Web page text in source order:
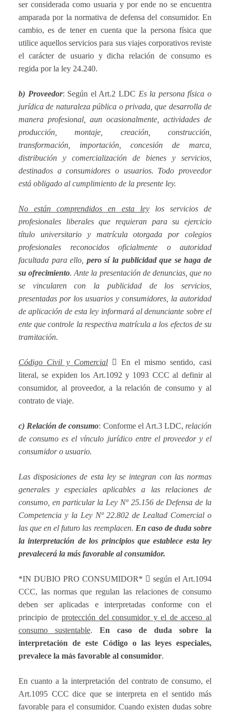
ser considerada como usuaria y por ende no se encuentra
amparada por la normativa de defensa del consumidor. En
cambio, es de tener en cuenta que la persona física que
utilice aquellos servicios para sus viajes corporativos reviste
el carácter de usuario y dicha relación de consumo es
regida por la ley 24.240.
b) Proveedor: Según el Art.2 LDC Es la persona física o
jurídica de naturaleza pública o privada, que desarrolla de
manera profesional, aun ocasionalmente, actividades de
producción, montaje, creación, construcción,
transformación, importación, concesión de marca,
distribución y comercialización de bienes y servicios,
destinados a consumidores o usuarios. Todo proveedor
está obligado al cumplimiento de la presente ley.
No están comprendidos en esta leylos servicios de
profesionales liberales que requieran para su ejercicio
título universitario y matrícula otorgada por colegios
profesionales reconocidos oficialmente o autoridad
facultada para ello, pero sí la publicidad que se haga de
su ofrecimiento. Ante la presentación de denuncias, que no
se vincularen con la publicidad de los servicios,
presentadas por los usuarios y consumidores, la autoridad
de aplicación de esta ley informará al denunciante sobre el
ente que controle la respectiva matrícula a los efectos de su
tramitación.
Código Civil y Comercial  En el mismo sentido, casi
literal, se expiden los Art.1092 y 1093 CCC al definir al
consumidor, al proveedor, a la relación de consumo y al
contrato de viaje.
c) Relación de consumo: Conforme el Art.3 LDC, relación
de consumo es el vínculo jurídico entre el proveedor y el
consumidor o usuario.
Las disposiciones de esta ley se integran con las normas
generales y especiales aplicables a las relaciones de
consumo, en particular la Ley Nº 25.156 de Defensa de la
Competencia y la Ley Nº 22.802 de Lealtad Comercial o
las que en el futuro las reemplacen. En caso de duda sobre
la interpretación de los principios que establece esta ley
prevalecerá la más favorable al consumidor.
*IN DUBIO PRO CONSUMIDOR*  según el Art.1094
CCC, las normas que regulan las relaciones de consumo
deben ser aplicadas e interpretadas conforme con el
principio deprotección del consumidor y el de acceso al
consumo sustentable. En caso de duda sobre la
interpretación de este Código o las leyes especiales,
prevalece la más favorable al consumidor.
En cuanto a la interpretación del contrato de consumo, el
Art.1095 CCC dice que se interpreta en el sentido más
favorable para el consumidor. Cuando existen dudas sobre